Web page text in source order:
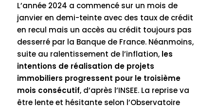
L’année 2024 a commencé sur un mois de
janvier en demi-teinte avec des taux de crédit
en recul mais un accès au crédit toujours pas
desserré par la Banque de France. Néanmoins,
suite au ralentissement de l’inflation, les
intentions de réalisation de projets
immobiliers progressent pour le troisième
mois consécutif, d’après l’INSEE. La reprise va
être lente et hésitante selon l’Observatoire